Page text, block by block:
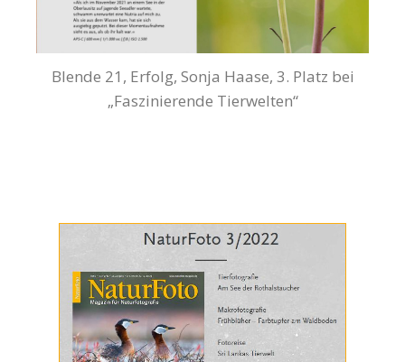
Blende 21, Erfolg, Sonja Haase, 3. Platz bei
„Faszinierende Tierwelten“